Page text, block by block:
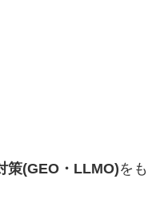
策(GEO・LLMO)をも